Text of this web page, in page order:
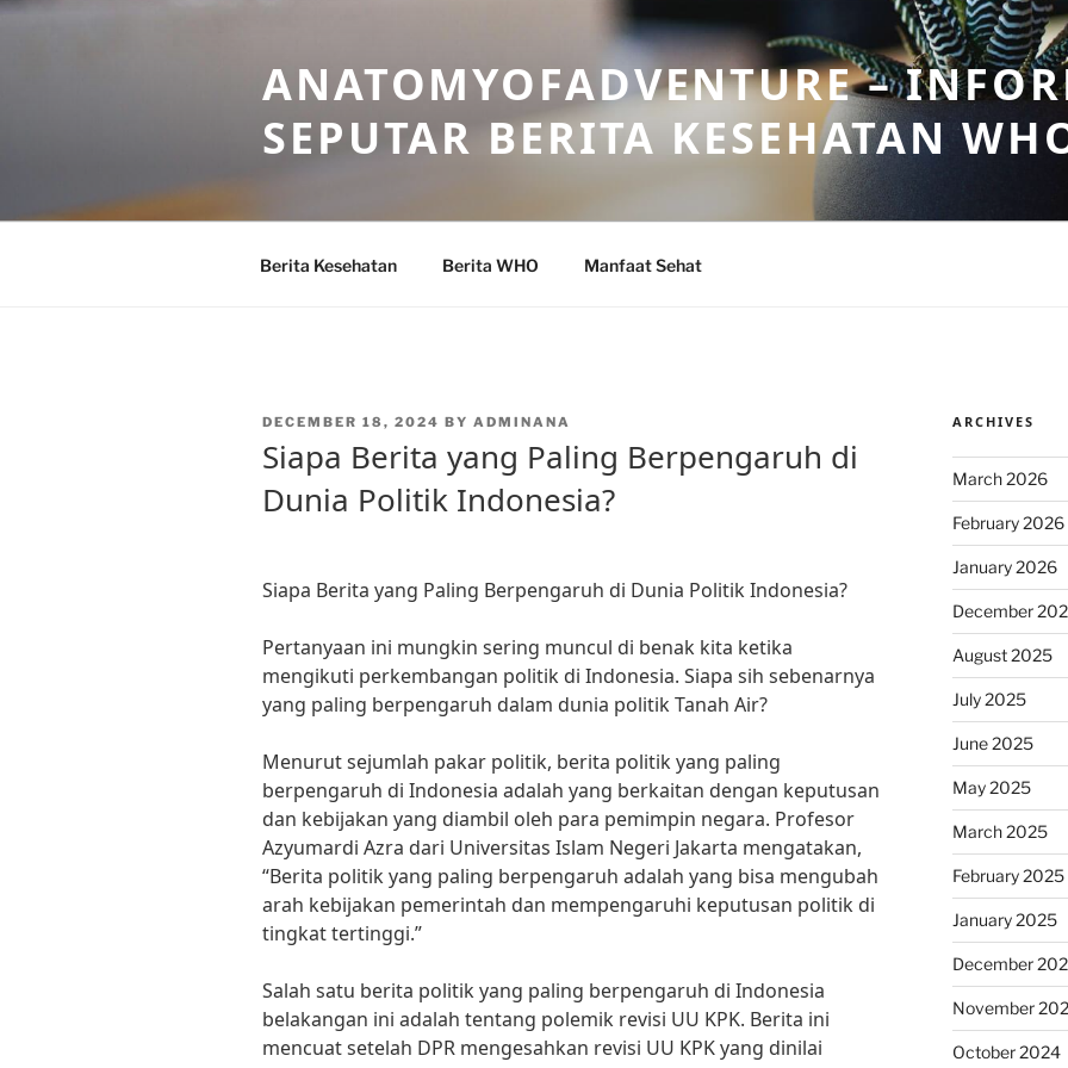
Skip
ANATOMYOFADVENTURE –
SEPUTAR BERITA KESEHATAN
Berita Kesehatan Berita WHO Manfaat Sehat
POSTED
DECEMBER 18, 2024 BY ADMINANA
Siapa Berita yang Paling Berpengaruh di
Dunia Politik Indonesia?
Siapa Berita yang Paling Berpengaruh di Dunia Politik Indonesia?
Pertanyaan ini mungkin sering muncul di benak kita ketika
mengikuti perkembangan politik di Indonesia. Siapa sih sebenarnya
yang paling berpengaruh dalam dunia politik Tanah Air?
Menurut sejumlah pakar politik, berita politik yang paling
berpengaruh di Indonesia adalah yang berkaitan dengan keputusan
dan kebijakan yang diambil oleh para pemimpin negara. Profesor
Azyumardi Azra dari Universitas Islam Negeri Jakarta mengatakan,
“Berita politik yang paling berpengaruh adalah yang bisa mengubah
arah kebijakan pemerintah dan mempengaruhi keputusan politik di
tingkat tertinggi.”
Salah satu berita politik yang paling berpengaruh di Indonesia
belakangan ini adalah tentang polemik revisi UU KPK. Berita ini
mencuat setelah DPR mengesahkan revisi UU KPK yang dinilai
ARCHIVES
March 2026
February 2026
January 2026
December
August 2025
July 2025
June 2025
May 2025
March 2025
February 2025
January 2025
December
November
October 2024